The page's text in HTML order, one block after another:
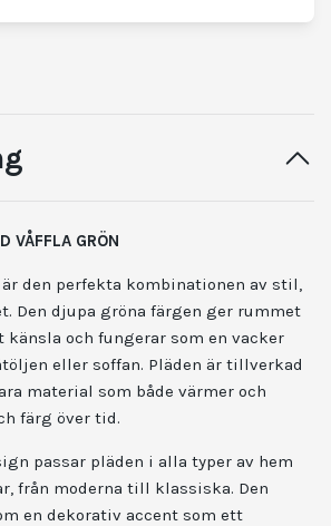
VÅFFLA GRÖN
den perfekta kombinationen av stil,
Den djupa gröna färgen ger rummet
och fungerar som en vacker
eller soffan. Pläden är tillverkad
material som både värmer och
färg över tid.
passar pläden i alla typer av hem
från moderna till klassiska. Den
en dekorativ accent som ett